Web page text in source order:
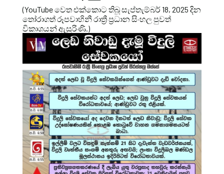
(YouTube වෙත එක්කොට තිබූ සැප්තැම්බර් 18, 2025 දින
තෝරාගත් රූපවාහිනී රාත්‍රී ප්‍රධාන සිංහල පුවත්
විකාශයන් ඇසුරිණි.)